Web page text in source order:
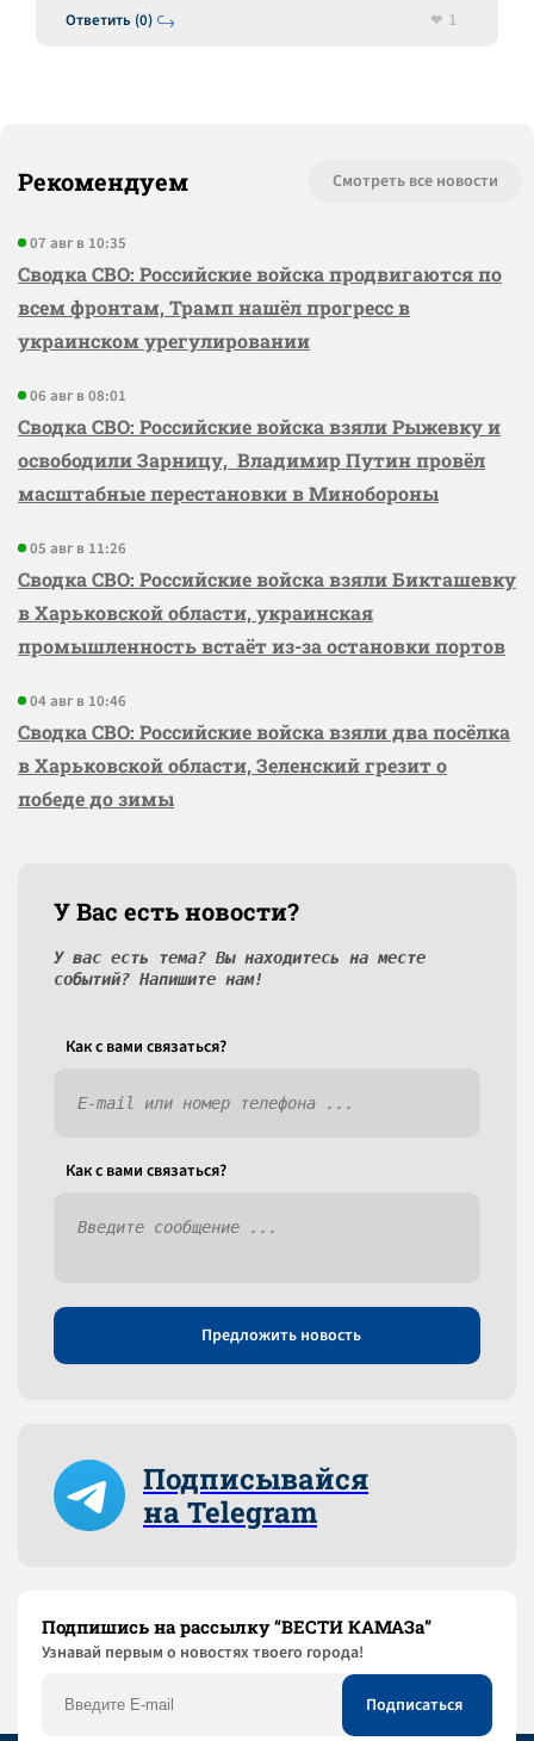
Ответить (0)
1
Рекомендуем Смотреть все новости
07 авг в 10:35
Сводка СВО: Российские войска продвигаются по
всем фронтам, Трамп нашёл прогресс в
украинском урегулировании
06 авг в 08:01
Сводка СВО: Российские войска взяли Рыжевку и
освободили Зарницу, Владимир Путин провёл
масштабные перестановки в Минобороны
05 авг в 11:26
Сводка СВО: Российские войска взяли Бикташевку
в Харьковской области, украинская
промышленность встаёт из-за остановки портов
04 авг в 10:46
Сводка СВО: Российские войска взяли два посёлка
в Харьковской области, Зеленский грезит о
победе до зимы
У Вас есть новости?
У вас есть тема? Вы находитесь на месте
событий? Напишите нам!
Как c вами связаться?
Как c вами связаться?
Предложить новость
Подписывайся
на Telegram
Подпишись на рассылку “ВЕСТИ КАМАЗа”
Узнaвай первым о новостях твоего города!